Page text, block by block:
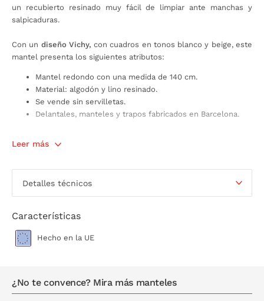
un recubierto resinado muy fácil de limpiar ante manchas y
salpicaduras.
Con un diseño Vichy, con cuadros en tonos blanco y beige, este
mantel presenta los siguientes atributos:
Mantel redondo con una medida de 140 cm.
Material: algodón y lino resinado.
Se vende sin servilletas.
Delantales, manteles y trapos fabricados en Barcelona.
Leer más
Detalles técnicos
Características
Hecho en la UE
¿No te convence? Mira más manteles